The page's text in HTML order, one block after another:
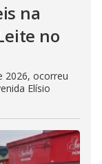
na
no
2026, ocorreu
Elísio